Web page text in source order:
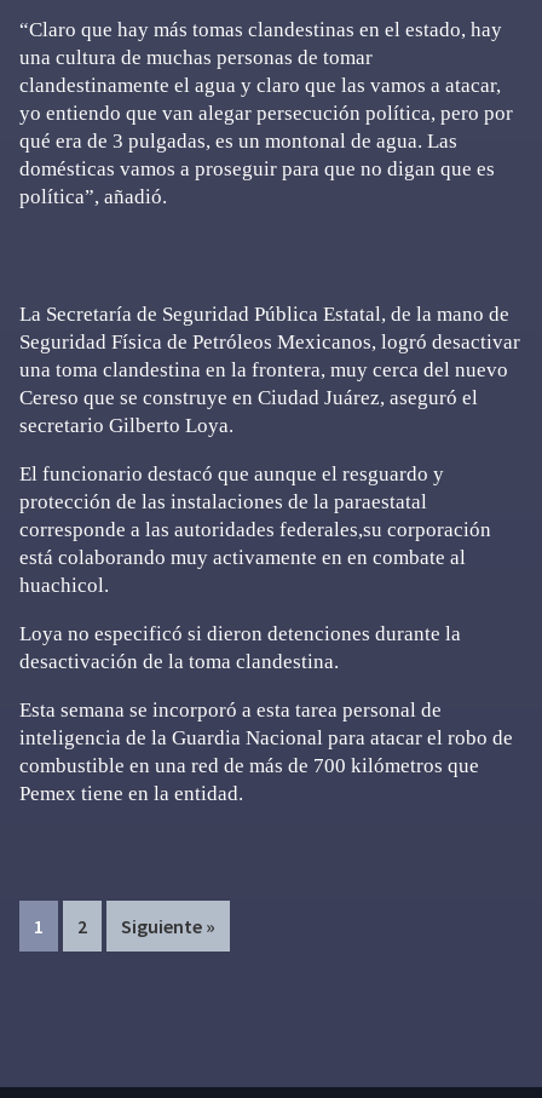
“Claro que hay más tomas clandestinas en el estado, hay
una cultura de muchas personas de tomar
clandestinamente el agua y claro que las vamos a atacar,
yo entiendo que van alegar persecución política, pero por
qué era de 3 pulgadas, es un montonal de agua. Las
domésticas vamos a proseguir para que no digan que es
política”, añadió.
La Secretaría de Seguridad Pública Estatal, de la mano de
Seguridad Física de Petróleos Mexicanos, logró desactivar
una toma clandestina en la frontera, muy cerca del nuevo
Cereso que se construye en Ciudad Juárez, aseguró el
secretario Gilberto Loya.
El funcionario destacó que aunque el resguardo y
protección de las instalaciones de la paraestatal
corresponde a las autoridades federales,su corporación
está colaborando muy activamente en en combate al
huachicol.
Loya no especificó si dieron detenciones durante la
desactivación de la toma clandestina.
Esta semana se incorporó a esta tarea personal de
inteligencia de la Guardia Nacional para atacar el robo de
combustible en una red de más de 700 kilómetros que
Pemex tiene en la entidad.
Page
1 Page
2 Siguiente »